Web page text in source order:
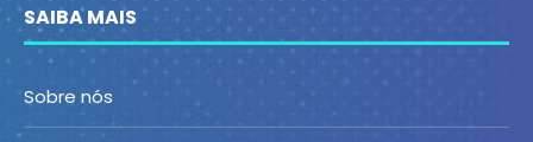
SAIBA MAIS
Sobre nós